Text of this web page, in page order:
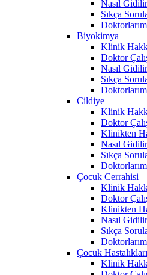
Nasıl
Sıkça
Biyokimya
Klinik
Doktor
Nasıl
Sıkça
Cildiye
Klinik
Doktor
Klinikten
Nasıl
Sıkça
Çocuk Cerrahisi
Klinik
Doktor
Klinikten
Nasıl
Sıkça
Çocuk Hastalıkları
Klinik